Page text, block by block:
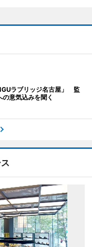
ラブリッジ名古屋」 監
意気込みを聞く